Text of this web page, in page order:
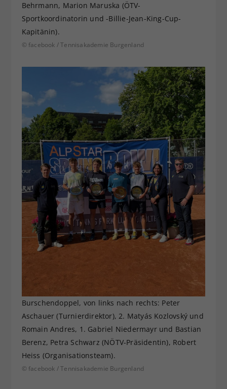
Behrmann, Marion Maruska (ÖTV-
Sportkoordinatorin und -Billie-Jean-King-Cup-
Kapitänin).
© facebook / Tennisakademie Burgenland
Burschendoppel, von links nach rechts: Peter
Aschauer (Turnierdirektor), 2. Matyás Kozlovský und
Romain Andres, 1. Gabriel Niedermayr und Bastian
Berenz, Petra Schwarz (NÖTV-Präsidentin), Robert
Heiss (Organisationsteam).
© facebook / Tennisakademie Burgenland